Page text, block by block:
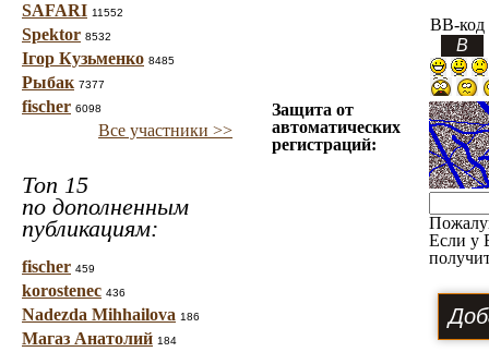
SAFARI 11552
Spektor 8532
Ігор Кузьменко 8485
Рыбак 7377
fischer 6098
Все участники >>
Топ 15
по дополненным
публикациям:
fischer 459
korostenec 436
Nadezda Mihhailova 186
Магаз Анатолий 184
BB-код
Защита от
автоматических
регистраций:
Если у